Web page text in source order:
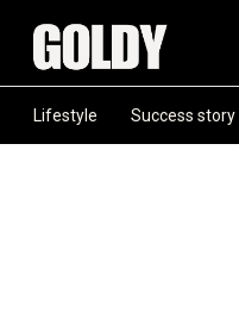
Lifestyle Success story